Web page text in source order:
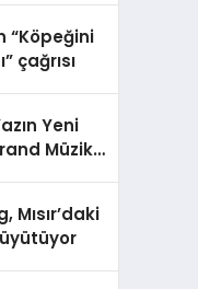
“Köpeğini
çağrısı
Yeni
Müzik
Mısır’daki